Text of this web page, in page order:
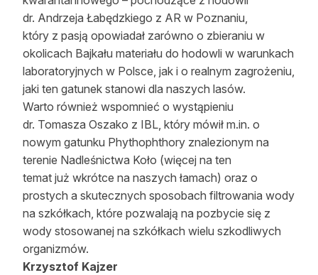
dr. Andrzeja Łabędzkiego z AR w Poznaniu,
który z pasją opowiadał zarówno o zbieraniu w
okolicach Bajkału materiału do hodowli w warunkach
laboratoryjnych w Polsce, jak i o realnym zagrożeniu,
jaki ten gatunek stanowi dla naszych lasów.
Warto również wspomnieć o wystąpieniu
dr. Tomasza Oszako z IBL, który mówił m.in. o
nowym gatunku Phythophthory znalezionym na
terenie Nadleśnictwa Koło (więcej na ten
temat już wkrótce na naszych łamach) oraz o
prostych a skutecznych sposobach filtrowania wody
na szkółkach, które pozwalają na pozbycie się z
wody stosowanej na szkółkach wielu szkodliwych
organizmów.
Krzysztof Kajzer